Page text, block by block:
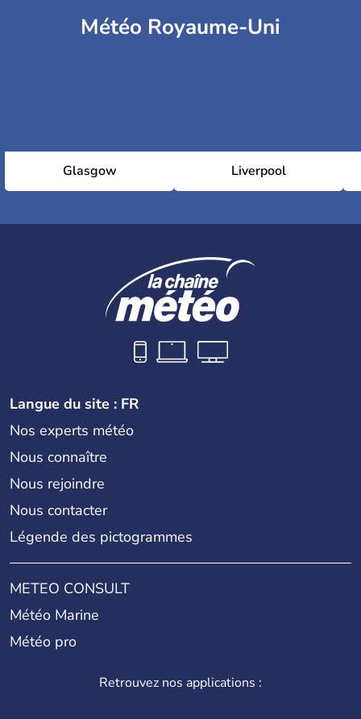
Météo Royaume-Uni
Glasgow Liverpool
Langue du site : FR
Nos experts météo
Nous connaître
Nous rejoindre
Nous contacter
Légende des pictogrammes
METEO CONSULT
Météo Marine
Météo pro
Retrouvez nos applications :